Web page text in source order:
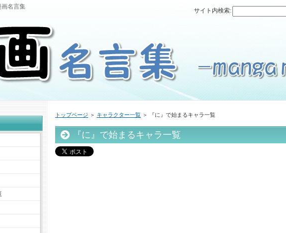
画名言集
トップページ ＞ キャラクター一覧 ＞ 『に』で始まるキャラ一覧
『に』で始まるキャラ一覧
サイト内検索: